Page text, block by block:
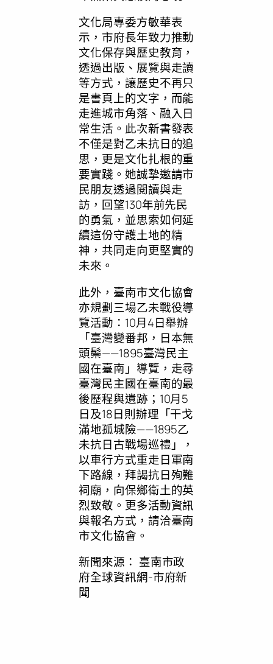
文化局專委方敏華表
示，市府長年致力推動
文化保存與歷史教育，
透過出版、展覽與走讀
等方式，讓歷史不再只
是書頁上的文字，而能
走進城市角落、融入日
常生活。此次新書發表
不僅是對乙未抗日的追
思，更是文化扎根的重
要實踐。她誠摯邀請市
民朋友透過閱讀與走
訪，回望130年前先民
的勇氣，並思索如何延
續這份守護土地的精
神，共同走向更堅實的
未來。
此外，臺南市文化協會
亦規劃三場乙未戰役導
覽活動：10月4日舉辦
「臺灣變番邦，日本無
頭鬃——1895臺灣民主
國在臺南」導覽，走尋
臺灣民主國在臺南的最
後歷程與遺跡；10月5
日及18日則辦理「干戈
滿地孤城險——1895乙
未抗日古戰場巡禮」，
以車行方式重走日軍南
下路線，拜謁抗日殉難
祠廟，向保鄉衛土的英
烈致敬。更多活動資訊
與報名方式，請洽臺南
市文化協會。
新聞來源： 臺南市政
府全球資訊網-市府新
聞